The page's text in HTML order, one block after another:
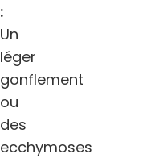
:
Un
léger
gonflement
ou
des
ecchymoses